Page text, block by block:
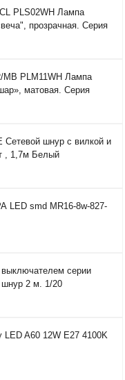
PLS02WH Лампа
прозрачная. Серия
MB PLM11WH Лампа
матовая. Серия
Сетевой шнур с вилкой и
, 1,7м Белый
LED smd MR16-8w-827-
серии
шнур 2 м. 1/20
A60 12W E27 4100K